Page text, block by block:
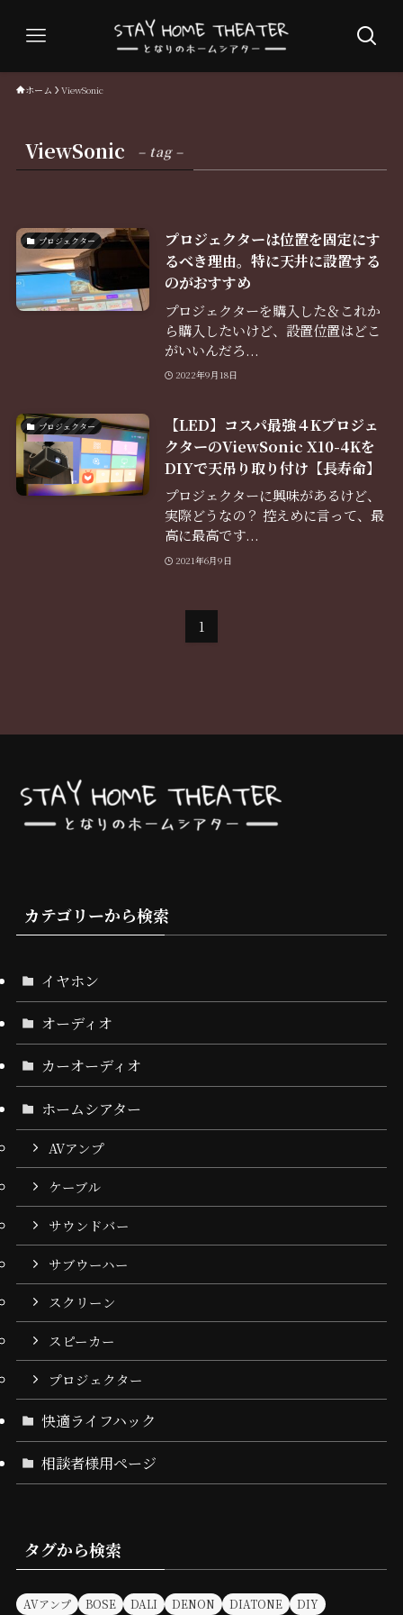
ホーム ViewSonic
ViewSonic – tag –
プロジェクター
プロジェクターは位置を固定にす
るべき理由。特に天井に設置する
のがおすすめ
プロジェクターを購入した＆これか
ら購入したいけど、設置位置はどこ
がいいんだろ...
2022年9月18日
プロジェクター
【LED】コスパ最強４Kプロジェ
クターのViewSonic X10-4Kを
DIYで天吊り取り付け【長寿命】
プロジェクターに興味があるけど、
実際どうなの？ 控えめに言って、最
高に最高です...
2021年6月9日
1
カテゴリーから検索
イヤホン
オーディオ
カーオーディオ
ホームシアター
AVアンプ
ケーブル
サウンドバー
サブウーハー
スクリーン
スピーカー
プロジェクター
快適ライフハック
相談者様用ページ
タグから検索
AVアンプ BOSE DALI DENON DIATONE DIY